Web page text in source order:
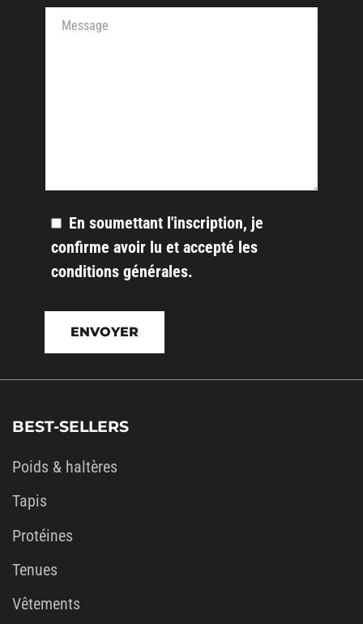
Votre message
En soumettant l'inscription, je
confirme avoir lu et accepté les
conditions générales.
Veuillez
laisser
ce
champ
BEST-SELLERS
Poids & haltères
Tapis
Protéines
Tenues
Vêtements